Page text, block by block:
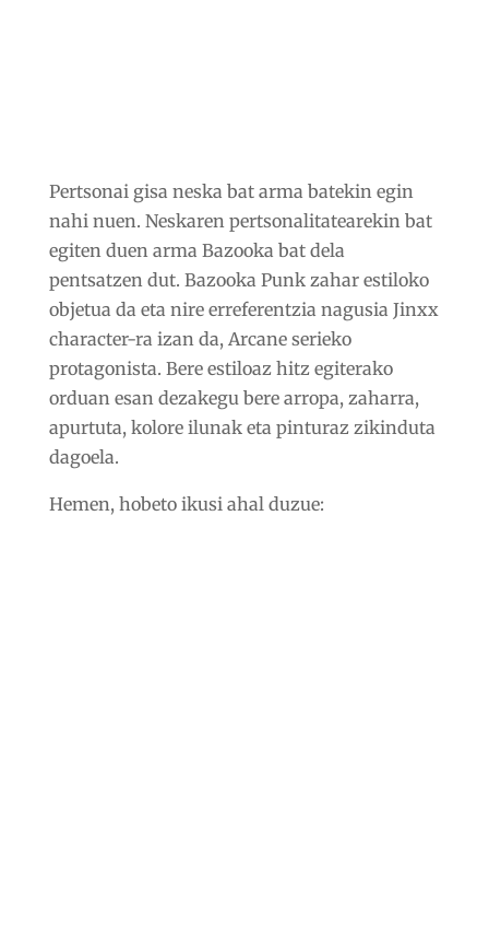
Pertsonai gisa neska bat arma batekin egin
nahi nuen. Neskaren pertsonalitatearekin bat
egiten duen arma Bazooka bat dela
pentsatzen dut. Bazooka Punk zahar estiloko
objetua da eta nire erreferentzia nagusia Jinxx
character-ra izan da, Arcane serieko
protagonista. Bere estiloaz hitz egiterako
orduan esan dezakegu bere arropa, zaharra,
apurtuta, kolore ilunak eta pinturaz zikinduta
dagoela.
Hemen, hobeto ikusi ahal duzue: